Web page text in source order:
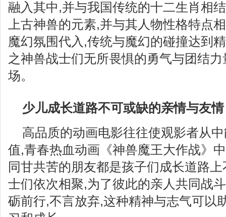
融入其中,并与我国传统的十二生肖相
上古神兽的元素,并与其人物性格特点
魔幻氛围代入,传统与魔幻的碰撞达到
之神兽战士们无所畏惧的勇气与团结
场。
少儿成长道路不可或缺的亲情与友情
高品质的动画电影往往使观影者从
值,青春热血动画《神兽魔王大作战》
同甘共苦的朋友都是孩子们成长道路
士们依次相聚,为了彼此的亲人共同战
砺前行,不言放弃,这种精神与志气可以